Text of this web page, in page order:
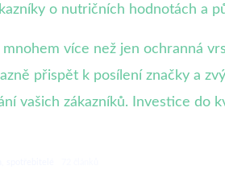
o nutričních hodnotách a
více než jen ochranná
přispět k posílení značky a
vašich zákazníků. Investice do